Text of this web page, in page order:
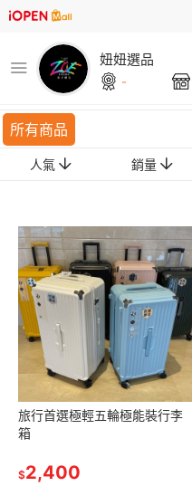
妞妞選品
-
所有商品
人氣 銷量
旅行首選極輕五輪極能裝行李
箱
$2,400